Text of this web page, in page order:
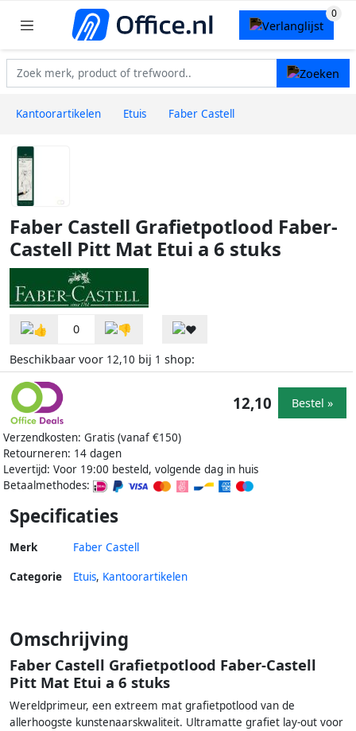
Kantoorartikelen Etuis Faber Castell
Faber Castell Grafietpotlood Faber-
Castell Pitt Mat Etui a 6 stuks
0
Beschikbaar voor 12,10 bij 1 shop:
Verzendkosten: Gratis (vanaf €150)
Retourneren: 14 dagen
Levertijd: Voor 19:00 besteld, volgende dag in huis
Betaalmethodes:
12,10 Bestel »
Specificaties
Merk Faber Castell
Categorie Etuis, Kantoorartikelen
Omschrijving
Faber Castell Grafietpotlood Faber-Castell
Pitt Mat Etui a 6 stuks
Wereldprimeur, een extreem mat grafietpotlood van de
allerhoogste kunstenaarskwaliteit. Ultramatte grafiet lay-out voor